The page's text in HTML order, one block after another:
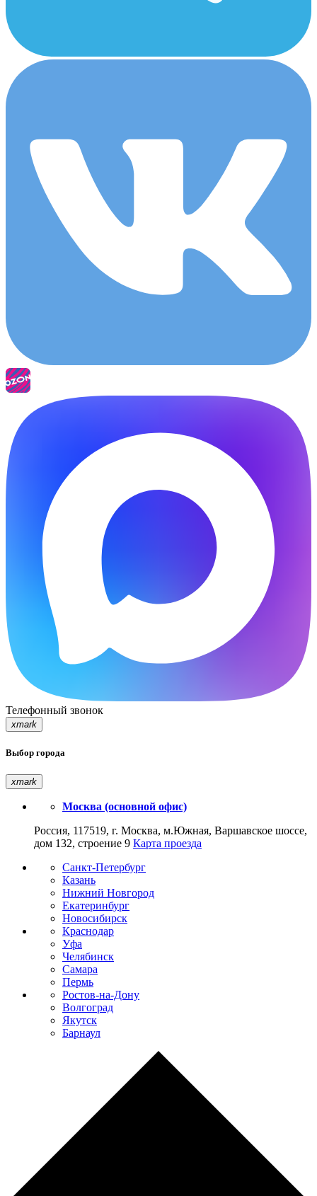
Телефонный звонок
xmark
Выбор города
xmark
Москва (основной офис)
Россия, 117519, г. Москва, м.Южная, Варшавское шоссе,
дом 132, строение 9 Карта проезда
Санкт-Петербург
Казань
Нижний Новгород
Екатеринбург
Новосибирск
Краснодар
Уфа
Челябинск
Самара
Пермь
Ростов-на-Дону
Волгоград
Якутск
Барнаул